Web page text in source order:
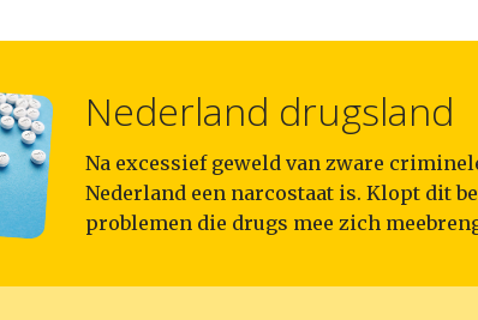
Nederland drugsland
Na excessief geweld van zware
Nederland een narcostaat is. Klopt dit
problemen die drugs mee zich